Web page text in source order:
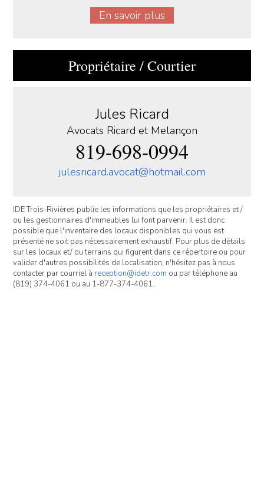
En savoir plus
Propriétaire / Courtier
Jules Ricard
Avocats Ricard et Melançon
819-698-0994
julesricard.avocat@hotmail.com
IDE Trois-Rivières publie les informations que les propriétaires et /
ou les gestionnaires d'immeubles lui font parvenir. Il est donc
possible que l'inventaire des locaux disponibles qui vous est
présenté ne soit pas nécessairement exhaustif. Pour plus de détails
sur les locaux et/ ou terrains qui figurent dans ce répertoire ou pour
valider d'autres possibilités de localisation, n'hésitez pas à nous
contacter par courriel à reception@idetr.com ou par téléphone au
(819) 374-4061 ou au 1-877-374-4061.